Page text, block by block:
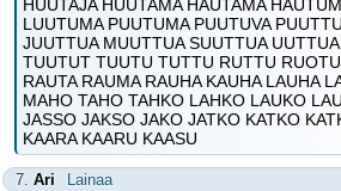
HUUTAJA HUUTAMA HAUTAMA
LUUTUMA PUUTUMA PUUTUVA
JUUTTUA MUUTTUA SUUTTUA
TUUTUT TUUTU TUTTU RUTTU
RAUTA RAUMA RAUHA KAUHA LAUHA
MAHO TAHO TAHKO LAHKO LAUKO
JASSO JAKSO JAKO JATKO KATKO
KAARA KAARU KAASU
7. Ari Lainaa